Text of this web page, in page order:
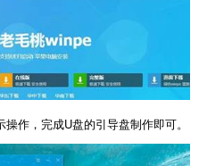
操作，完成U盘的引导盘制作即可。